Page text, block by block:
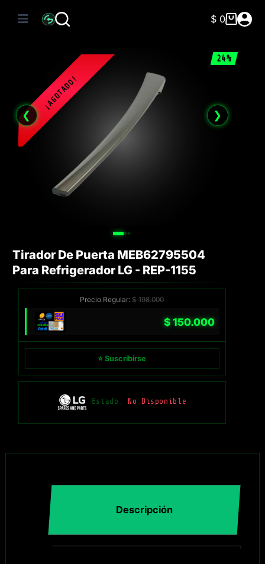
Carro
$0
24%
❮ ❯
Tirador De Puerta MEB62795504
Para Refrigerador LG - REP-1155
Precio Regular:$198.000
$150.000
⭐ Suscribirse
Estado: No Disponible
Descripción